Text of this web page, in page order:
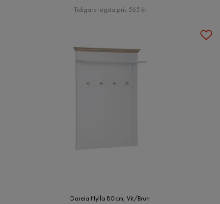
Pris
Tidigare lägsta pris 565 kr
Dareia Hylla 80 cm, Vit/Brun